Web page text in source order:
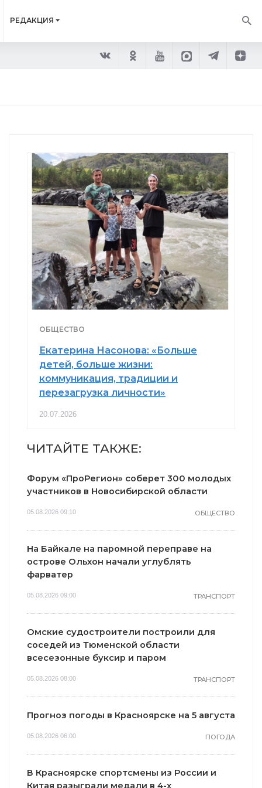
РЕДАКЦИЯ
ОБЩЕСТВО
Екатерина Насонова: «Больше
детей, больше жизни:
коммуникация, традиции и
перезагрузка личности»
20.07.2026
ЧИТАЙТЕ ТАКЖЕ:
Форум «ПроРегион» соберет 300 молодых
участников в Новосибирской области
05.08.2026 09:10 ОБЩЕСТВО
На Байкале на паромной переправе на
острове Ольхон начали углублять
фарватер
05.08.2026 09:00 ТРАНСПОРТ
Омские судостроители построили для
соседей из Тюменской области
всесезонные буксир и паром
05.08.2026 08:00 ТРАНСПОРТ
Прогноз погоды в Красноярске на 5 августа
05.08.2026 06:00 ПОГОДА
В Красноярске спортсмены из России и
Китая разыграли медали в 4-х